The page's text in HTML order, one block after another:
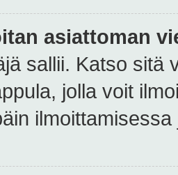
asiattoman
sallii. Katso sitä
jolla voit